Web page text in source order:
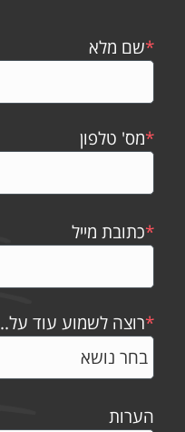
*שם מלא
*מס' טלפון
*כתובת מייל
*רוצה לשמוע עוד על..
הערות